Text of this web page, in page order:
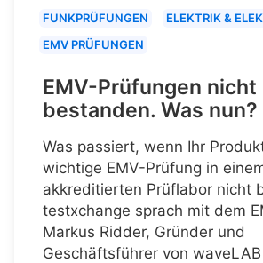
FUNKPRÜFUNGEN
ELEKTRIK &
EMV PRÜFUNGEN
EMV-Prüfungen nicht
bestanden. Was nun?
Was passiert, wenn Ihr
wichtige EMV-Prüfung in
akkreditierten Prüflabor nicht
testxchange sprach mit dem
Markus Ridder, Gründer und
Geschäftsführer von